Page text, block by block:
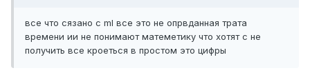
все что сязано с ml все это не опрвданная трата
времени ии не понимают матеметику что хотят с не
получить все кроеться в простом это цифры